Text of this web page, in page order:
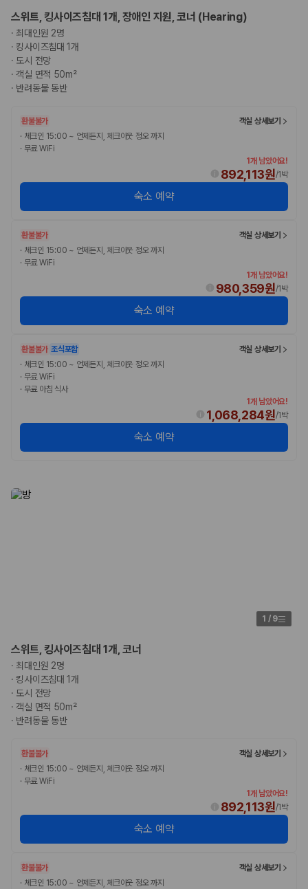
스위트, 킹사이즈침대 1개, 장애인 지원, 코너 (Hearing)
· 최대인원 2명
·킹사이즈침대 1개
· 도시 전망
·객실 면적 50m²
· 반려동물 동반
환불불가
객실 상세보기
· 체크인 15:00 ~ 언제든지, 체크아웃 정오 까지
· 무료 WiFi
1개 남았어요!
892,113원/1박
숙소 예약
환불불가
객실 상세보기
· 체크인 15:00 ~ 언제든지, 체크아웃 정오 까지
· 무료 WiFi
1개 남았어요!
980,359원/1박
숙소 예약
환불불가 조식포함
객실 상세보기
· 체크인 15:00 ~ 언제든지, 체크아웃 정오 까지
· 무료 WiFi
· 무료 아침 식사
1개 남았어요!
1,068,284원/1박
숙소 예약
1 / 9
스위트, 킹사이즈침대 1개, 코너
· 최대인원 2명
·킹사이즈침대 1개
· 도시 전망
·객실 면적 50m²
· 반려동물 동반
환불불가
객실 상세보기
· 체크인 15:00 ~ 언제든지, 체크아웃 정오 까지
· 무료 WiFi
1개 남았어요!
892,113원/1박
숙소 예약
환불불가
객실 상세보기
· 체크인 15:00 ~ 언제든지, 체크아웃 정오 까지